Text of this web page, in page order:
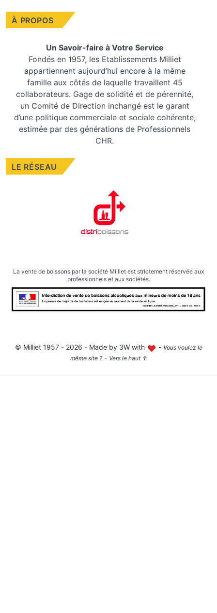
À PROPOS
Un Savoir-faire à Votre Service
Fondés en 1957, les Etablissements Milliet
appartiennent aujourd’hui encore à la même
famille aux côtés de laquelle travaillent 45
collaborateurs. Gage de solidité et de pérennité,
un Comité de Direction inchangé est le garant
d’une politique commerciale et sociale cohérente,
estimée par des générations de Professionnels
CHR.
LE RÉSEAU
La vente de boissons par la société Milliet est strictement réservée aux
professionnels et aux sociétés.
© Milliet1957 - 2026 - Made by 3W with - Vous voulez le
même site ?- Vers le haut ↑